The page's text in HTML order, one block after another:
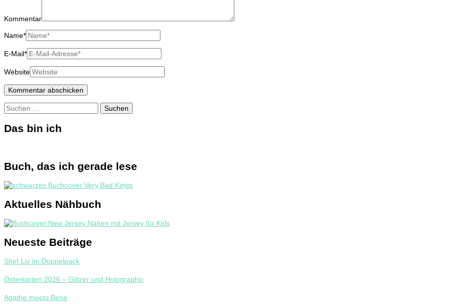
Kommentar
Name*
E-Mail*
Website
Suchen
nach:
Das bin ich
Buch, das ich gerade lese
Aktuelles Nähbuch
Neueste Beiträge
Shirt Liv im Doppelpack
Osterkarten 2026 – Glitzer und Holographic
Agathe meets Bene